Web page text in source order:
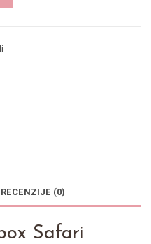
RECENZIJE (0)
Safari